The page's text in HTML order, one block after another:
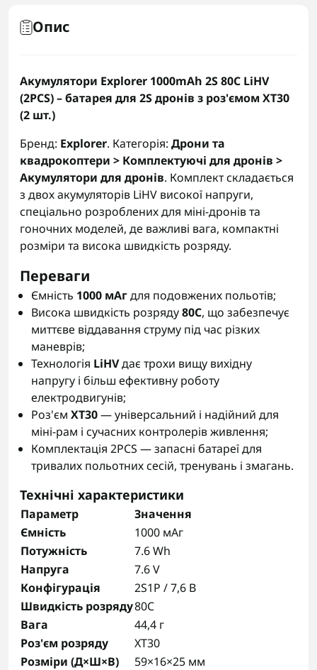
Опис
Акумулятори Explorer 1000mAh 2S 80C LiHV
(2PCS) – батарея для 2S дронів з роз'ємом XT30
(2 шт.)
Бренд: Explorer. Категорія: Дрони та
квадрокоптери > Комплектуючі для дронів >
Акумулятори для дронів. Комплект складається
з двох акумуляторів LiHV високої напруги,
спеціально розроблених для міні-дронів та
гоночних моделей, де важливі вага, компактні
розміри та висока швидкість розряду.
Переваги
Ємність 1000 мАгдля подовжених польотів;
Висока швидкість розряду80C, що забезпечує
миттєве віддавання струму під час різких
маневрів;
Технологія LiHVдає трохи вищу вихідну
напругу і більш ефективну роботу
електродвигунів;
Роз'єм XT30— універсальний і надійний для
міні-рам і сучасних контролерів живлення;
Комплектація 2PCS — запасні батареї для
тривалих польотних сесій, тренувань і змагань.
Технічні характеристики
Параметр
Значення
Ємність
1000 мАг
Потужність
7.6 Wh
Напруга
7.6 V
Конфігурація
2S1P / 7,6 В
Швидкість розряду80C
Вага
44,4 г
Роз'єм розряду
XT30
Розміри (Д×Ш×В)
59×16×25 мм